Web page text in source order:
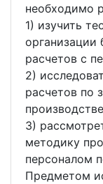
необходимо
1) изучить
организации
расчетов с
2)
расчетов по
3)
методику
персоналом
Предметом